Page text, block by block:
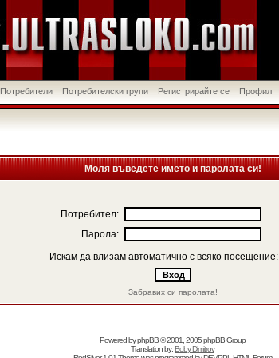
Потребители Потребителски групи Регистрирайте се Профил
Моля въведете името и паролата си!
Потребител:
Парола:
Искам да влизам автоматично с всяко посещение:
Забравих си паролата!
Powered byphpBB© 2001, 2005 phpBB Group
Translation by:Boby Dimitrov